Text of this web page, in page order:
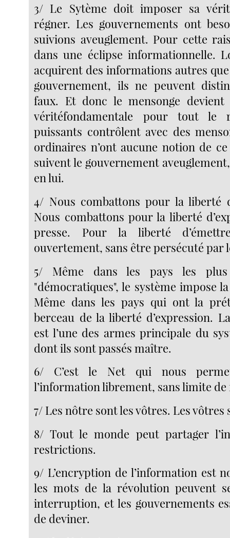
3/ Le Sytème doit imposer sa
régner. Les gouvernements ont
suivions aveuglement. Pour cette
dans une éclipse informationnelle.
acquirent des informations autres
gouvernement, ils ne peuvent
faux. Et donc le mensonge
véritéfondamentale pour tout le
puissants contrôlent avec des
ordinaires n’ont aucune notion de
suivent le gouvernement
en lui.
4/ Nous combattons pour la liberté
Nous combattons pour la liberté
presse. Pour la liberté
ouvertement, sans être persécuté par
5/ Même dans les pays les plus
"démocratiques", le système impose
Même dans les pays qui ont la
berceau de la liberté d’expression.
est l’une des armes principale du
dont ils sont passés maître.
6/ C’est le Net qui nous
l’information librement, sans limite
7/ Les nôtre sont les vôtres. Les vôtres
8/ Tout le monde peut partager
restrictions.
9/ L’encryption de l’information est
les mots de la révolution peuvent
interruption, et les gouvernements
de deviner.